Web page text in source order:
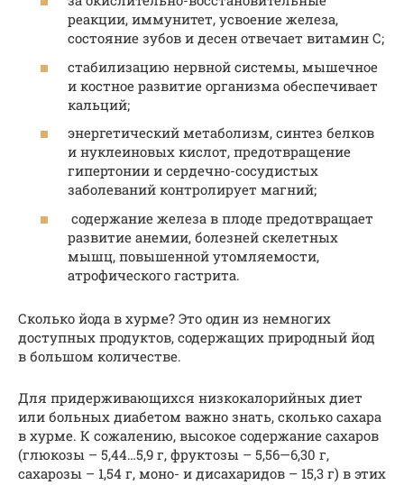
реакции, иммунитет, усвоение железа,
состояние зубов и десен отвечает витамин С;
стабилизацию нервной системы, мышечное
и костное развитие организма обеспечивает
кальций;
энергетический метаболизм, синтез белков
и нуклеиновых кислот, предотвращение
гипертонии и сердечно-сосудистых
заболеваний контролирует магний;
содержание железа в плоде предотвращает
развитие анемии, болезней скелетных
мышц, повышенной утомляемости,
атрофического гастрита.
Сколько йода в хурме? Это один из немногих
доступных продуктов, содержащих природный йод
в большом количестве.
Для придерживающихся низкокалорийных диет
или больных диабетом важно знать, сколько сахара
в хурме. К сожалению, высокое содержание сахаров
(глюкозы – 5,44…5,9 г, фруктозы – 5,56—6,30 г,
сахарозы – 1,54 г, моно- и дисахаридов – 15,3 г) в этих